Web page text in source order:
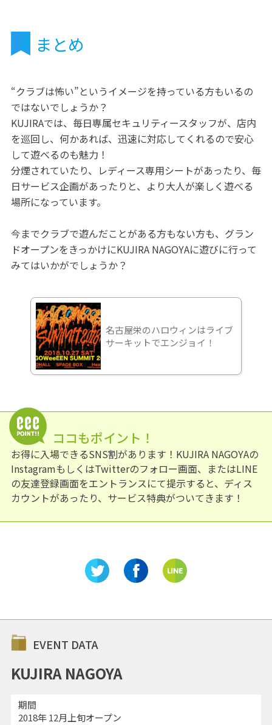
まとめ
“クラブは怖い”というイメージを持っている方もいるの
ではないでしょうか？
KUJIRAでは、毎日専属セキュリティースタッフが、店内
を巡回し、何かあれば、迅速に対応してくれるので安心
して遊べるのも魅力！
分煙されていたり、レディース専用シートがあったり、毎
日サービス企画があったりと、より大人が楽しく遊べる
場所になっています。
今までクラブで遊んだことがある方もない方も、グラン
ドオープンをきっかけにKUJIRA NAGOYAに遊びに行って
みてはいかがでしょうか？
名古屋栄のハロウィンはライブ
サーキットでエンジョイ！
ココもポイント！
お得に入場できるSNS割があります！KUJIRA NAGOYAの
InstagramもしくはTwitterのフォロー画面、またはLINE
の友達登録画面をエントランスにて提示すると、ディス
カウントがあったり、サービス特典がついてきます！
EVENT DATA
KUJIRA NAGOYA
期間
2018年 12月上旬オープン